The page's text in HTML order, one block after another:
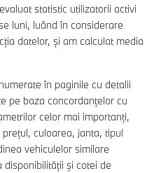
statistic utilizatorii activi
luni, luând în considerare
datelor, și am calculat media
în paginile cu detalii
pe baza concordanțelor cu
celor mai importanți,
culoarea, janta, tipul
vehiculelor similare
și cotei de